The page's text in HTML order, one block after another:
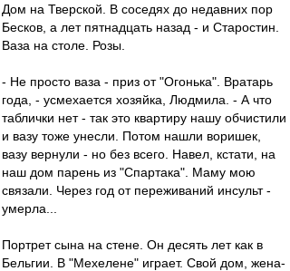
Дом на Тверской. В соседях до недавних пор
Бесков, а лет пятнадцать назад - и Старостин.
Ваза на столе. Розы.
- Не просто ваза - приз от "Огонька". Вратарь
года, - усмехается хозяйка, Людмила. - А что
таблички нет - так это квартиру нашу обчистили
и вазу тоже унесли. Потом нашли воришек,
вазу вернули - но без всего. Навел, кстати, на
наш дом парень из "Спартака". Маму мою
связали. Через год от переживаний инсульт -
умерла...
Портрет сына на стене. Он десять лет как в
Бельгии. В "Мехелене" играет. Свой дом, жена-